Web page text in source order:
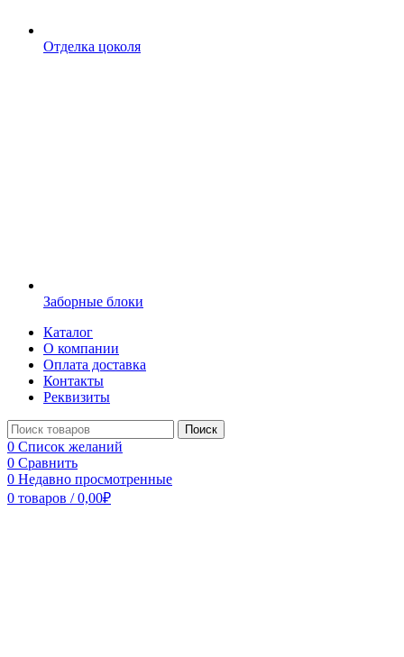
Отделка цоколя
Заборные блоки
Каталог
О компании
Оплата доставка
Контакты
Реквизиты
Поиск
0 Список желаний
0 Сравнить
0 Недавно просмотренные
0 товаров / 0,00₽